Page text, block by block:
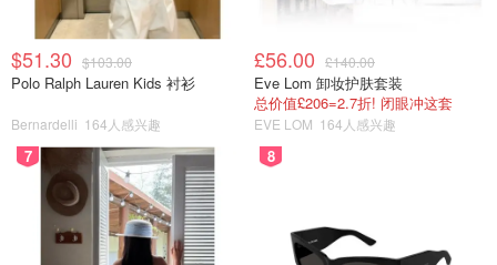
$51.30 $103.00
Polo Ralph Lauren Kids 衬衫
Bernardelli 164人感兴趣
£56.00 £140.00
Eve Lom 卸妆护肤套装
总价值£206=2.7折! 闭眼冲这套
EVE LOM 164人感兴趣
7 8